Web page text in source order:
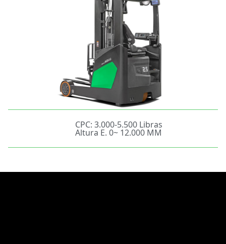
CPC: 3.000-5.500 Libras
Altura E. 0~ 12.000 MM